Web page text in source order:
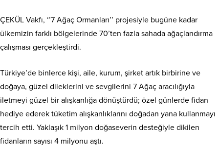
ÇEKÜL Vakfı, ‘’7 Ağaç Ormanları’’ projesiyle bugüne kadar
ülkemizin farklı bölgelerinde 70’ten fazla sahada ağaçlandırma
çalışması gerçekleştirdi.
Türkiye’de binlerce kişi, aile, kurum, şirket artık birbirine ve
doğaya, güzel dileklerini ve sevgilerini 7 Ağaç aracılığıyla
iletmeyi güzel bir alışkanlığa dönüştürdü; özel günlerde fidan
hediye ederek tüketim alışkanlıklarını doğadan yana kullanmayı
tercih etti. Yaklaşık 1 milyon doğaseverin desteğiyle dikilen
fidanların sayısı 4 milyonu aştı.